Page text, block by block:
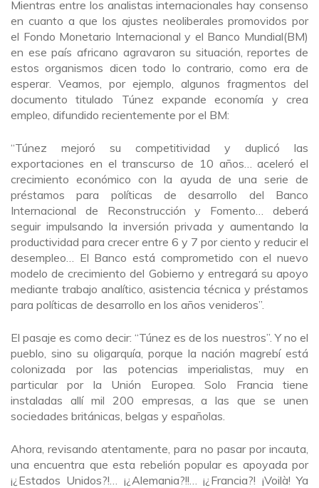
Mientras entre los analistas internacionales hay consenso
en cuanto a que los ajustes neoliberales promovidos por
el Fondo Monetario Internacional y el Banco Mundial(BM)
en ese país africano agravaron su situación, reportes de
estos organismos dicen todo lo contrario, como era de
esperar. Veamos, por ejemplo, algunos fragmentos del
documento titulado Túnez expande economía y crea
empleo, difundido recientemente por el BM:
“Túnez mejoró su competitividad y duplicó las
exportaciones en el transcurso de 10 años… aceleró el
crecimiento económico con la ayuda de una serie de
préstamos para políticas de desarrollo del Banco
Internacional de Reconstrucción y Fomento… deberá
seguir impulsando la inversión privada y aumentando la
productividad para crecer entre 6 y 7 por ciento y reducir el
desempleo… El Banco está comprometido con el nuevo
modelo de crecimiento del Gobierno y entregará su apoyo
mediante trabajo analítico, asistencia técnica y préstamos
para políticas de desarrollo en los años venideros”.
El pasaje es como decir: “Túnez es de los nuestros”. Y no el
pueblo, sino su oligarquía, porque la nación magrebí está
colonizada por las potencias imperialistas, muy en
particular por la Unión Europea. Solo Francia tiene
instaladas allí mil 200 empresas, a las que se unen
sociedades británicas, belgas y españolas.
Ahora, revisando atentamente, para no pasar por incauta,
una encuentra que esta rebelión popular es apoyada por
¡¿Estados Unidos?!… ¡¿Alemania?!!… ¡¿Francia?! ¡Voilà! Ya